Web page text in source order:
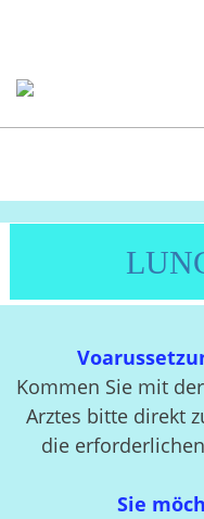
Kommen Sie mit
Arztes bitte direkt
die
Sie